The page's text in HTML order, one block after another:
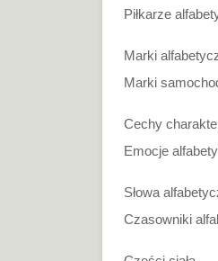
Piłkarze
Marki
Marki
Cechy
Emocje
Słowa
Czasowniki